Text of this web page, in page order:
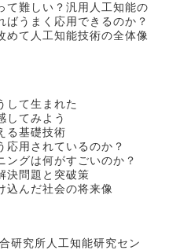
て難しい？汎用人工知能の
ばうまく応用できるのか？
めて人工知能技術の全体像
て生まれた
てみよう
る基礎技術
用されているのか？
グは何がすごいのか？
問題と突破策
んだ社会の将来像
研究所人工知能研究セン